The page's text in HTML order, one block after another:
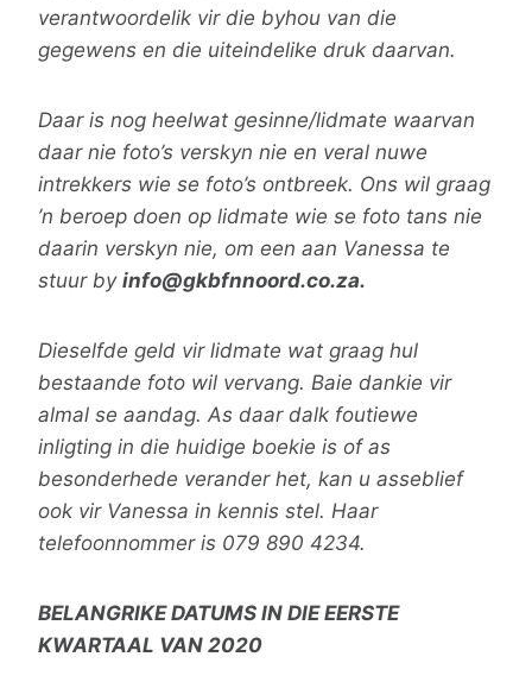
verantwoordelik vir die byhou van die
gegewens en die uiteindelike druk daarvan.
Daar is nog heelwat gesinne/lidmate waarvan
daar nie foto’s verskyn nie en veral nuwe
intrekkers wie se foto’s ontbreek. Ons wil graag
’n beroep doen op lidmate wie se foto tans nie
daarin verskyn nie, om een aan Vanessa te
stuur by info@gkbfnnoord.co.za.
Dieselfde geld vir lidmate wat graag hul
bestaande foto wil vervang. Baie dankie vir
almal se aandag. As daar dalk foutiewe
inligting in die huidige boekie is of as
besonderhede verander het, kan u asseblief
ook vir Vanessa in kennis stel. Haar
telefoonnommer is 079 890 4234.
BELANGRIKE DATUMS IN DIE EERSTE
KWARTAAL VAN 2020